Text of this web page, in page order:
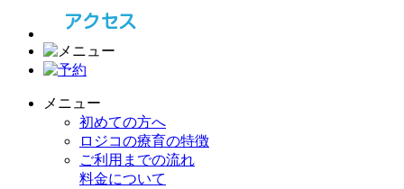
メニュー
初めての方へ
ロジコの療育の特徴
ご利用までの流れ
料金について